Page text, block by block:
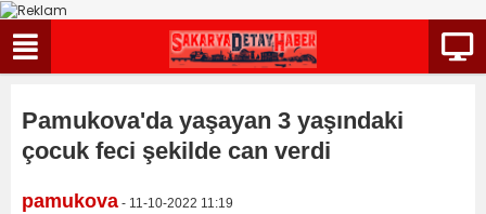
Pamukova'da yaşayan 3 yaşındaki
çocuk feci şekilde can verdi
pamukova - 11-10-2022 11:19